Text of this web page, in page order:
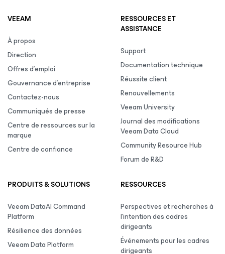
VEEAM
À propos
Direction
Offres d’emploi
Gouvernance d’entreprise
Contactez-nous
Communiqués de presse
Centre de ressources sur la
marque
Centre de confiance
RESSOURCES ET
ASSISTANCE
Support
Documentation technique
Réussite client
Renouvellements
Veeam University
Journal des modifications
Veeam Data Cloud
Community Resource Hub
Forum de R&D
PRODUITS & SOLUTIONS
Veeam DataAI Command
Platform
Résilience des données
Veeam Data Platform
RESSOURCES
Perspectives et recherches à
l’intention des cadres
dirigeants
Événements pour les cadres
dirigeants